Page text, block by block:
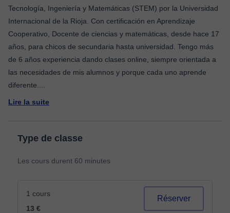
Tecnología, Ingeniería y Matemáticas (STEM) por la Universidad
Internacional de la Rioja. Con certificación en Aprendizaje
Cooperativo, Docente de ciencias y matemáticas, desde hace 17
años, para chicos de secundaria hasta universidad. Tengo más
de 6 años experiencia dando clases online, siempre orientada a
las necesidades de mis alumnos y porque cada uno aprende
diferente.
Lire la suite
Type de classe
Les cours durent 60 minutes
1 cours
13 €
Réserver